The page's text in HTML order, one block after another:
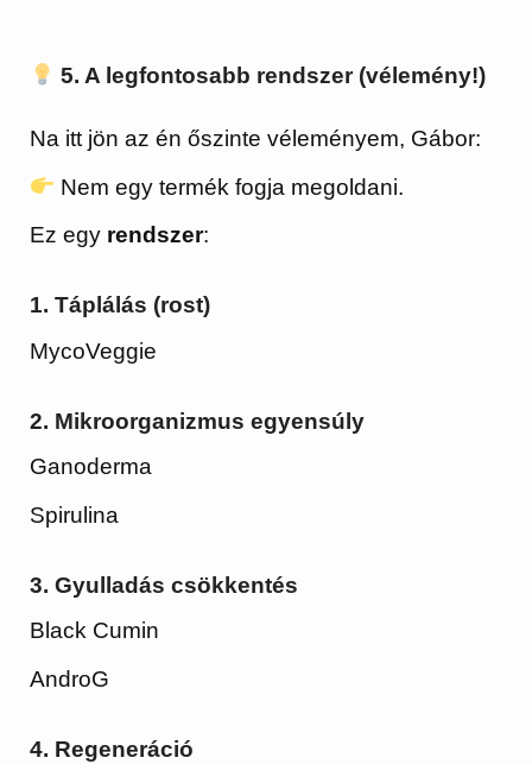
5. A legfontosabb rendszer (vélemény!)
Na itt jön az én őszinte véleményem, Gábor:
Nem egy termék fogja megoldani.
Ez egy rendszer:
1. Táplálás (rost)
MycoVeggie
2. Mikroorganizmus egyensúly
Ganoderma
Spirulina
3. Gyulladás csökkentés
Black Cumin
AndroG
4. Regeneráció